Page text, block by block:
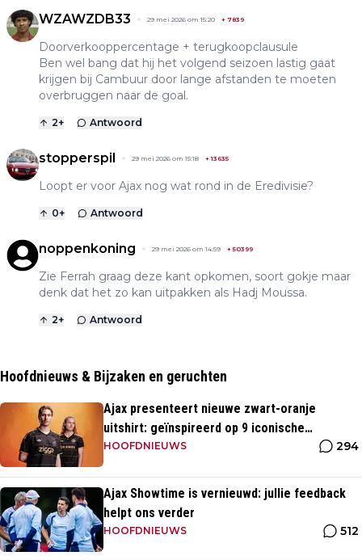
WZAWZDB33 29 mei 2026 om 15:20 + 7839
Doorverkooppercentage + terugkoopclausule
Ben wel bang dat hij het volgend seizoen lastig gaat
krijgen bij Cambuur door lange afstanden te moeten
overbruggen naar de goal.
2+ Antwoord
stopperspil 29 mei 2026 om 15:18 +13635
Loopt er voor Ajax nog wat rond in de Eredivisie?
0+ Antwoord
noppenkoning 29 mei 2026 om 14:59 + 50399
Zie Ferrah graag deze kant opkomen, soort gokje maar
denk dat het zo kan uitpakken als Hadj Moussa.
2+ Antwoord
Hoofdnieuws & Bijzaken en geruchten
Ajax presenteert nieuwe zwart-oranje
uitshirt: geïnspireerd op 9 iconische
momenten uit clubhistorie
HOOFDNIEUWS 294
Ajax Showtime is vernieuwd: jullie feedback
helpt ons verder
HOOFDNIEUWS 512